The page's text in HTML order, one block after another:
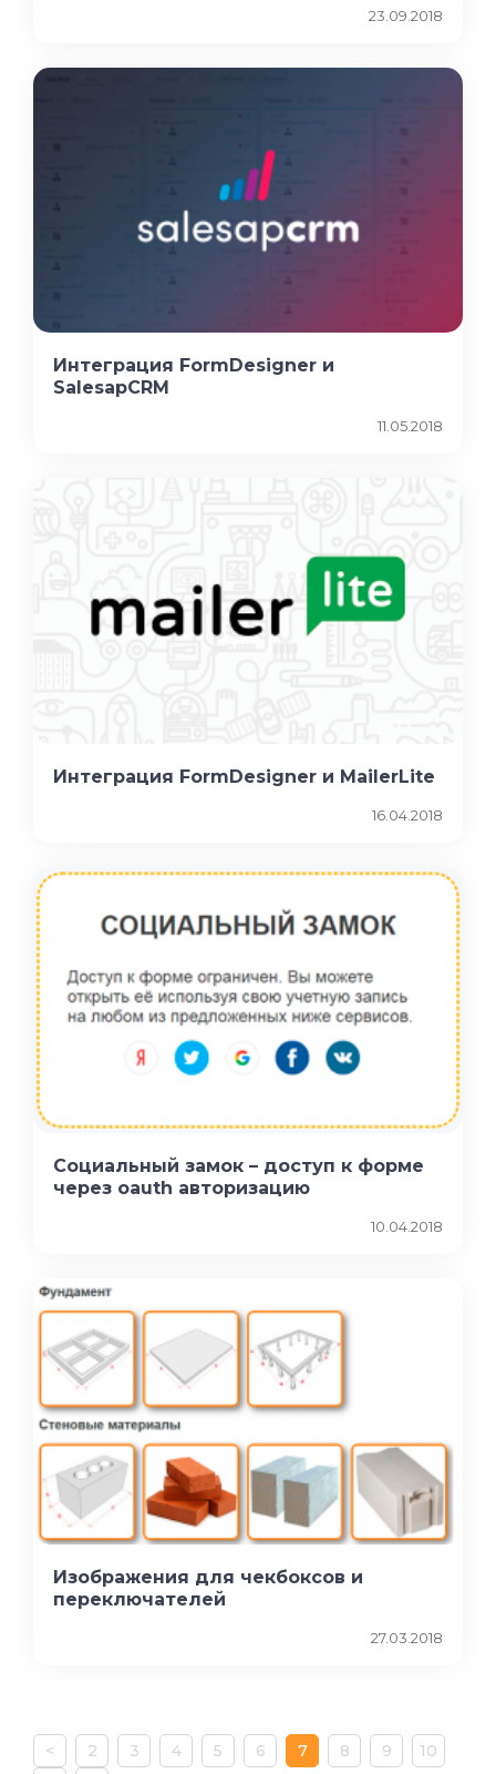
23.09.2018
Интеграция FormDesigner и
SalesapCRM
11.05.2018
Интеграция FormDesigner и MailerLite
16.04.2018
Социальный замок – доступ к форме
через oauth авторизацию
10.04.2018
Изображения для чекбоксов и
переключателей
27.03.2018
< 2 3 4 5 6 7 8 9
10